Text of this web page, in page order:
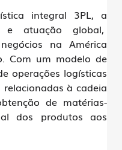
integral 3PL, a
atuação global,
na América
Com um modelo de
operações logísticas
à cadeia
de matérias-
dos produtos aos